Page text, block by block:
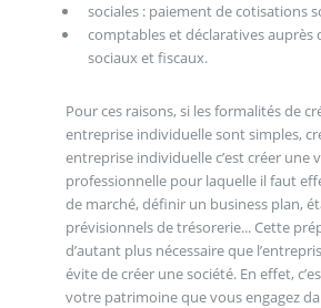
sociales : paiement de cotisations
comptables et déclaratives auprès
sociaux et fiscaux.
Pour ces raisons, si les formalités de
entreprise individuelle sont simples,
entreprise individuelle c’est créer une
professionnelle pour laquelle il faut
de marché, définir un business plan,
prévisionnels de trésorerie... Cette
d’autant plus nécessaire que
évite de créer une société. En effet,
votre patrimoine que vous engagez